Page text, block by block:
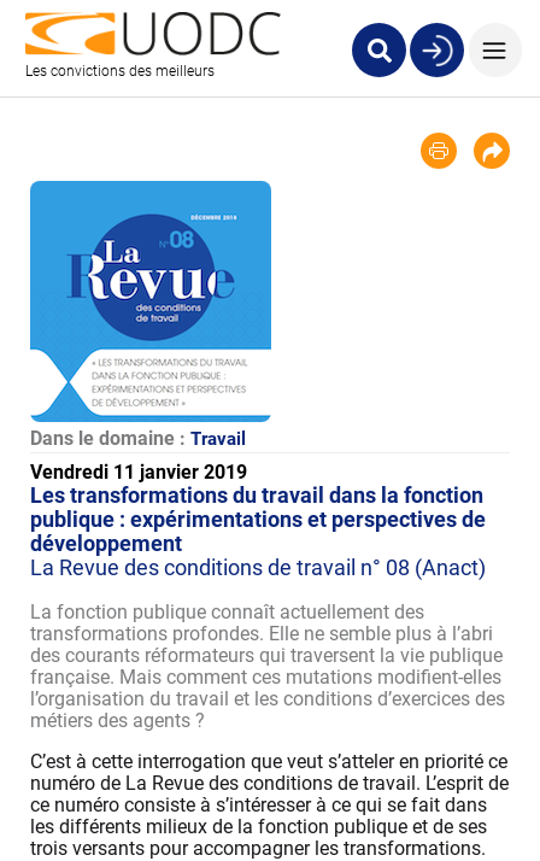
Les convictions des meilleurs
Dans le domaine : Travail
Vendredi 11 janvier 2019
Les transformations du travail dans la fonction
publique : expérimentations et perspectives de
développement
La Revue des conditions de travail n° 08 (Anact)
La fonction publique connaît actuellement des
transformations profondes. Elle ne semble plus à l’abri
des courants réformateurs qui traversent la vie publique
française. Mais comment ces mutations modifient-elles
l’organisation du travail et les conditions d’exercices des
métiers des agents ?
C’est à cette interrogation que veut s’atteler en priorité ce
numéro de La Revue des conditions de travail. L’esprit de
ce numéro consiste à s’intéresser à ce qui se fait dans
les différents milieux de la fonction publique et de ses
trois versants pour accompagner les transformations.